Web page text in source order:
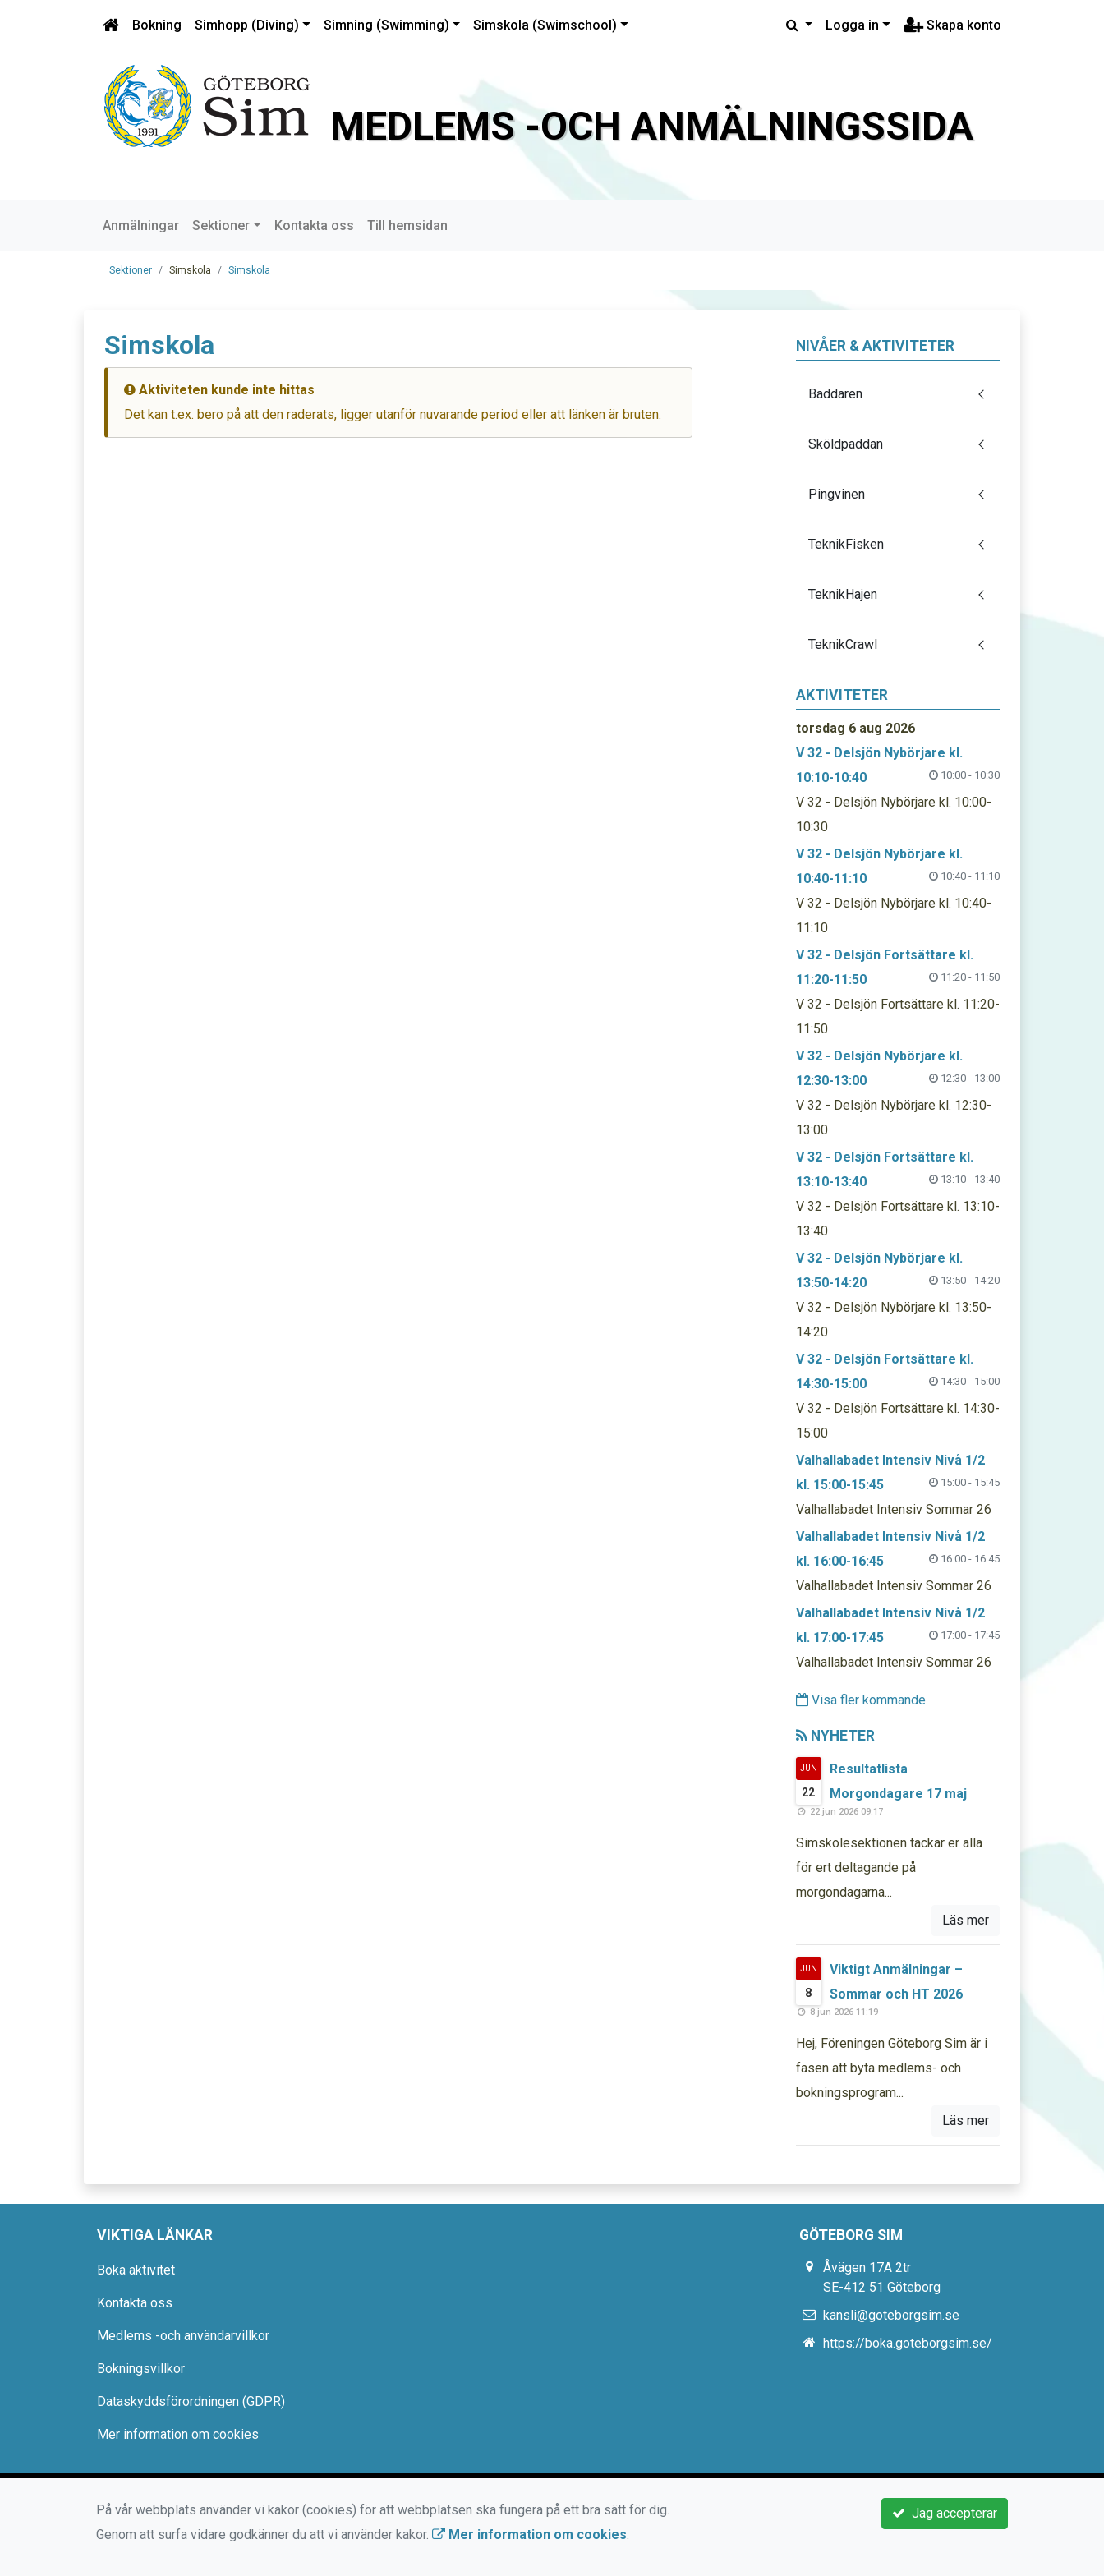
Bokning Simhopp (Diving) Simning (Swimming) Simskola (Swimschool) Logga in Skapa konto
MEDLEMS -OCH ANMÄLNINGSSIDA
Anmälningar Sektioner Kontakta oss Till hemsidan
Sektioner Simskola Simskola
Simskola
Aktiviteten kunde inte hittas
Det kan t.ex. bero på att den raderats, ligger utanför nuvarande period eller att länken är bruten.
NIVÅER & AKTIVITETER
Baddaren
Sköldpaddan
Pingvinen
TeknikFisken
TeknikHajen
TeknikCrawl
AKTIVITETER
torsdag 6 aug 2026
V 32 - Delsjön Nybörjare kl.
10:10-10:40
10:00 - 10:30
V 32 - Delsjön Nybörjare kl. 10:00-
10:30
V 32 - Delsjön Nybörjare kl.
10:40-11:10
10:40 - 11:10
V 32 - Delsjön Nybörjare kl. 10:40-
11:10
V 32 - Delsjön Fortsättare kl.
11:20-11:50
11:20 - 11:50
V 32 - Delsjön Fortsättare kl. 11:20-
11:50
V 32 - Delsjön Nybörjare kl.
12:30-13:00
12:30 - 13:00
V 32 - Delsjön Nybörjare kl. 12:30-
13:00
V 32 - Delsjön Fortsättare kl.
13:10-13:40
13:10 - 13:40
V 32 - Delsjön Fortsättare kl. 13:10-
13:40
V 32 - Delsjön Nybörjare kl.
13:50-14:20
13:50 - 14:20
V 32 - Delsjön Nybörjare kl. 13:50-
14:20
V 32 - Delsjön Fortsättare kl.
14:30-15:00
14:30 - 15:00
V 32 - Delsjön Fortsättare kl. 14:30-
15:00
Valhallabadet Intensiv Nivå 1/2
kl. 15:00-15:45
15:00 - 15:45
Valhallabadet Intensiv Sommar 26
Valhallabadet Intensiv Nivå 1/2
kl. 16:00-16:45
16:00 - 16:45
Valhallabadet Intensiv Sommar 26
Valhallabadet Intensiv Nivå 1/2
kl. 17:00-17:45
17:00 - 17:45
Valhallabadet Intensiv Sommar 26
Visa fler kommande
NYHETER
JUN
22
Resultatlista
Morgondagare 17 maj
22 jun 2026 09:17
Simskolesektionen tackar er alla
för ert deltagande på
morgondagarna...
Läs mer
JUN
8
Viktigt Anmälningar –
Sommar och HT 2026
8 jun 2026 11:19
Hej, Föreningen Göteborg Sim är i
fasen att byta medlems- och
bokningsprogram...
Läs mer
VIKTIGA LÄNKAR
Boka aktivitet
Kontakta oss
Medlems -och användarvillkor
Bokningsvillkor
Dataskyddsförordningen (GDPR)
Mer information om cookies
GÖTEBORG SIM
Åvägen 17A 2tr
SE-412 51 Göteborg
kansli@goteborgsim.se
https://boka.goteborgsim.se/
Jag accepterar
På vår webbplats använder vi kakor (cookies) för att webbplatsen ska fungera på ett bra sätt för dig.
Genom att surfa vidare godkänner du att vi använder kakor.
Mer information om cookies.